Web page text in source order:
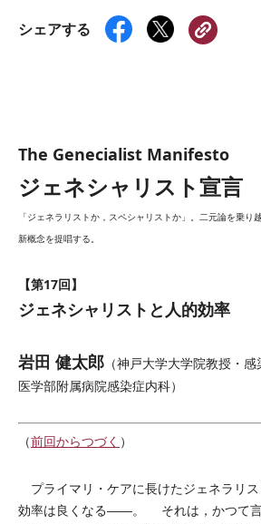
シェアする
The Genecialist Manifesto
ジェネシャリスト宣言
「ジェネラリストか，スペシャリストか」。二元論を乗り
新概念を提唱する。
【第17回】
ジェネシャリストと人的効率
岩田 健太郎 （神戸大学大学院教授・
医学部附属病院感染症内科）
（前回からつづく ）
プライマリ・ケアに長けたジェネラリ
効率は良くなる――。 それは，かつて言